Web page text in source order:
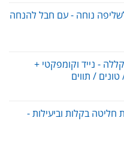
נוחה - עם חבל להנחה
- נייד וקומפקטי +
/ תווים
בקלות וביעילות -